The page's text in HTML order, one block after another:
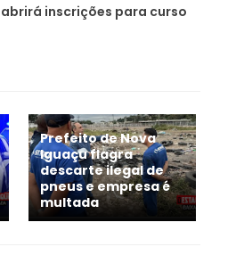
inscrições para curso
Prefeito de Nova
Iguaçu flagra
descarte ilegal de
pneus e empresa é
multada